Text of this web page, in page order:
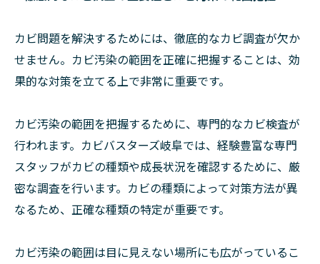
カビ問題を解決するためには、徹底的なカビ調査が欠か
せません。カビ汚染の範囲を正確に把握することは、効
果的な対策を立てる上で非常に重要です。
カビ汚染の範囲を把握するために、専門的なカビ検査が
行われます。カビバスターズ岐阜では、経験豊富な専門
スタッフがカビの種類や成長状況を確認するために、厳
密な調査を行います。カビの種類によって対策方法が異
なるため、正確な種類の特定が重要です。
カビ汚染の範囲は目に見えない場所にも広がっているこ